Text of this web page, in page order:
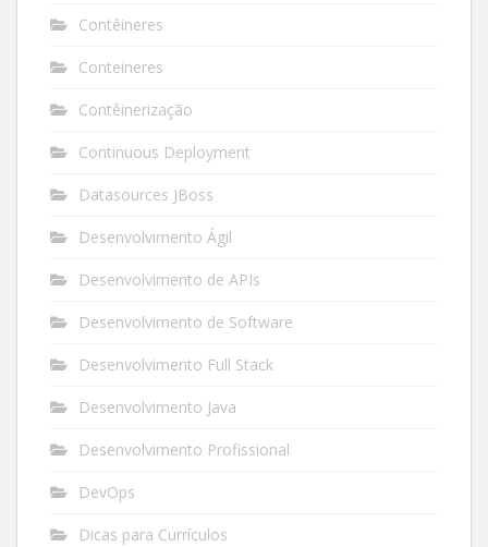
Contêineres
Conteineres
Contêinerização
Continuous Deployment
Datasources JBoss
Desenvolvimento Ágil
Desenvolvimento de APIs
Desenvolvimento de Software
Desenvolvimento Full Stack
Desenvolvimento Java
Desenvolvimento Profissional
DevOps
Dicas para Currículos